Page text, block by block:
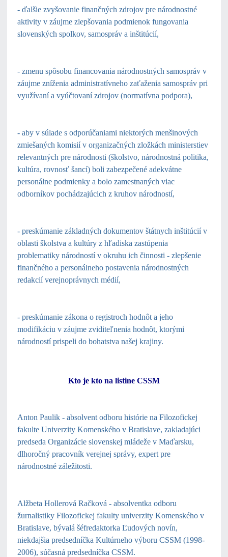
- ďalšie zvyšovanie finančných zdrojov pre národnostné
aktivity v záujme zlepšovania podmienok fungovania
slovenských spolkov, samospráv a inštitúcií,
- zmenu spôsobu financovania národnostných samospráv v
záujme zníženia administratívneho zaťaženia samospráv pri
využívaní a vyúčtovaní zdrojov (normatívna podpora),
- aby v súlade s odporúčaniami niektorých menšinových
zmiešaných komisií v organizačných zložkách ministerstiev
relevantných pre národnosti (školstvo, národnostná politika,
kultúra, rovnosť šancí) boli zabezpečené adekvátne
personálne podmienky a bolo zamestnaných viac
odborníkov pochádzajúcich z kruhov národností,
- preskúmanie základných dokumentov štátnych inštitúcií v
oblasti školstva a kultúry z hľadiska zastúpenia
problematiky národností v okruhu ich činnosti - zlepšenie
finančného a personálneho postavenia národnostných
redakcií verejnoprávnych médií,
- preskúmanie zákona o registroch hodnôt a jeho
modifikáciu v záujme zviditeľnenia hodnôt, ktorými
národností prispeli do bohatstva našej krajiny.
Kto je kto na listine CSSM
Anton Paulik - absolvent odboru histórie na Filozofickej
fakulte Univerzity Komenského v Bratislave, zakladajúci
predseda Organizácie slovenskej mládeže v Maďarsku,
dlhoročný pracovník verejnej správy, expert pre
národnostné záležitosti.
Alžbeta Hollerová Račková - absolventka odboru
žurnalistiky Filozofickej fakulty univerzity Komenského v
Bratislave, bývalá šéfredaktorka Ľudových novín,
niekdajšia predsedníčka Kultúrneho výboru CSSM (1998-
2006), súčasná predsedníčka CSSM.